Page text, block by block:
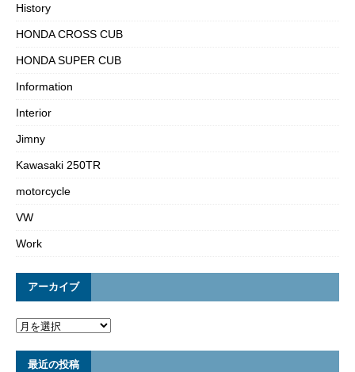
History
HONDA CROSS CUB
HONDA SUPER CUB
Information
Interior
Jimny
Kawasaki 250TR
motorcycle
VW
Work
アーカイブ
最近の投稿